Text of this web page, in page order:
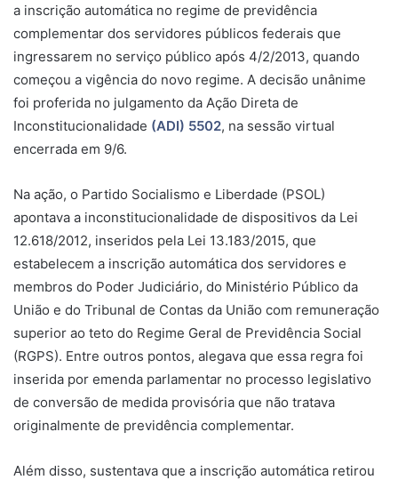
a inscrição automática no regime de previdência
complementar dos servidores públicos federais que
ingressarem no serviço público após 4/2/2013, quando
começou a vigência do novo regime. A decisão unânime
foi proferida no julgamento da Ação Direta de
Inconstitucionalidade (ADI) 5502, na sessão virtual
encerrada em 9/6.
Na ação, o Partido Socialismo e Liberdade (PSOL)
apontava a inconstitucionalidade de dispositivos da Lei
12.618/2012, inseridos pela Lei 13.183/2015, que
estabelecem a inscrição automática dos servidores e
membros do Poder Judiciário, do Ministério Público da
União e do Tribunal de Contas da União com remuneração
superior ao teto do Regime Geral de Previdência Social
(RGPS). Entre outros pontos, alegava que essa regra foi
inserida por emenda parlamentar no processo legislativo
de conversão de medida provisória que não tratava
originalmente de previdência complementar.
Além disso, sustentava que a inscrição automática retirou